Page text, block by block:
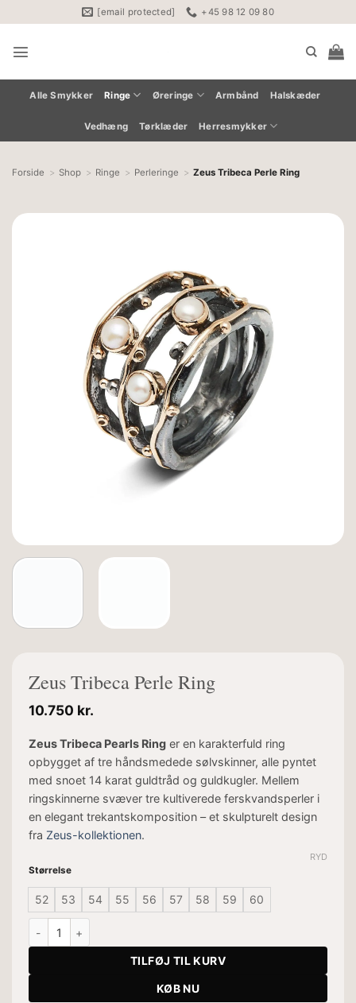
til
indhold
[email protected] +45 98 12 09 80
Alle Smykker Ringe Øreringe Armbånd Halskæder
Vedhæng Tørklæder Herresmykker
Forside Shop Ringe Perleringe Zeus Tribeca Perle Ring
Zeus Tribeca Perle Ring
10.750 kr.
Zeus Tribeca Pearls Ringer en karakterfuld ring
opbygget af tre håndsmedede sølvskinner, alle pyntet
med snoet 14 karat guldtråd og guldkugler. Mellem
ringskinnerne svæver tre kultiverede ferskvandsperler i
en elegant trekantskomposition – et skulpturelt design
fra Zeus-kollektionen.
Størrelse
52 53 54 55 56 57 58 59 60
RYD
TILFØJ TIL KURV
KØB NU